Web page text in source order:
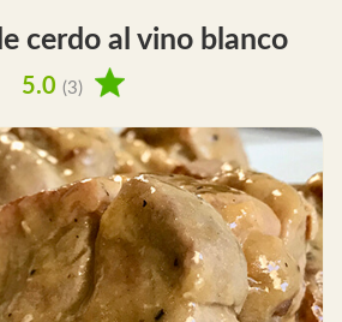
cerdo al vino blanco
5.0 (3)